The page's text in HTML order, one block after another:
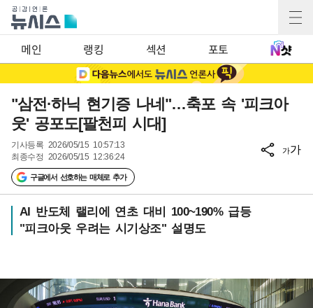
메인 랭킹 섹션 포토
"삼전·하닉 현기증 나네"…축포 속 '피크아
웃' 공포도[팔천피 시대]
기사등록 2026/05/15 10:57:13
최종수정 2026/05/15 12:36:24
구글에서 선호하는 매체로 추가
가가
AI 반도체 랠리에 연초 대비 100~190% 급등
"피크아웃 우려는 시기상조" 설명도